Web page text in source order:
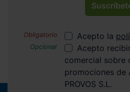
Acepto la
Acepto
comercial sobre
promociones de
PROVOS S.L.